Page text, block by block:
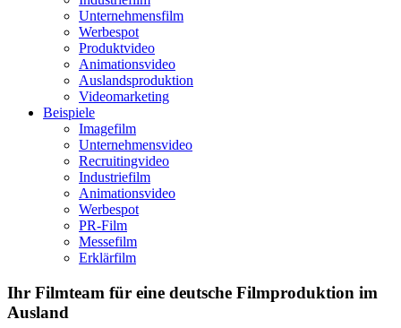
Unternehmensfilm
Werbespot
Produktvideo
Animationsvideo
Auslandsproduktion
Videomarketing
Beispiele
Imagefilm
Unternehmensvideo
Recruitingvideo
Industriefilm
Animationsvideo
Werbespot
PR-Film
Messefilm
Erklärfilm
Ihr Filmteam für eine deutsche Filmproduktion im
Ausland